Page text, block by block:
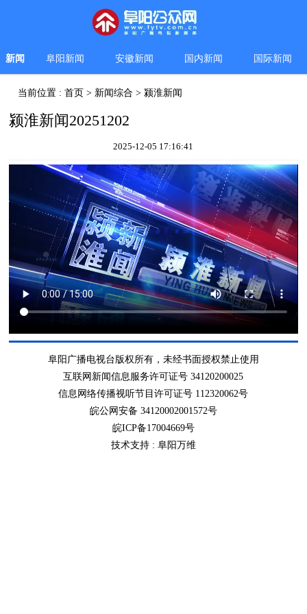
新闻 阜阳新闻 安徽新闻 国内新闻 国际新闻
当前位置 :首页 > 新闻综合 >颍淮新闻
颍淮新闻20251202
2025-12-05 17:16:41
阜阳广播电视台版权所有，未经书面授权禁止使用
互联网新闻信息服务许可证号 34120200025
信息网络传播视听节目许可证号 112320062号
皖公网安备 34120002001572号
皖ICP备17004669号
技术支持 : 阜阳万维